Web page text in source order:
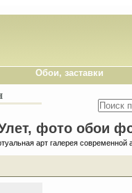
Обои, заставки
фото обои
арт галерея современной